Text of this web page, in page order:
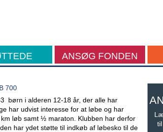
ANSØG FONDEN
700
børn i alderen 12-18 år, der alle har
har udvist interesse for at løbe og har
løb samt ½ maraton. Klubben har derfor
har ydet støtte til indkøb af løbesko til de